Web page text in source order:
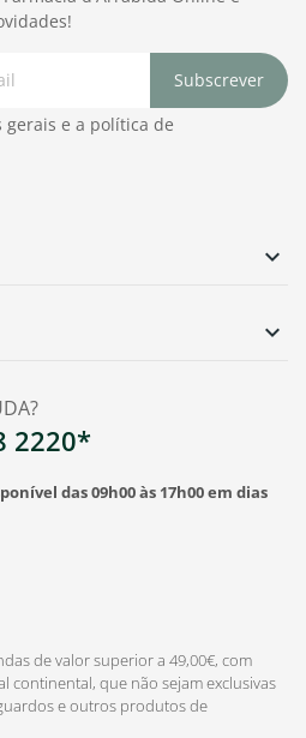
2220*
das 09h00 às 17h00 em dias


Subscrever
gerais e a política de
de valor superior a 49,00€, com
continental, que não sejam exclusivas
e outros produtos de